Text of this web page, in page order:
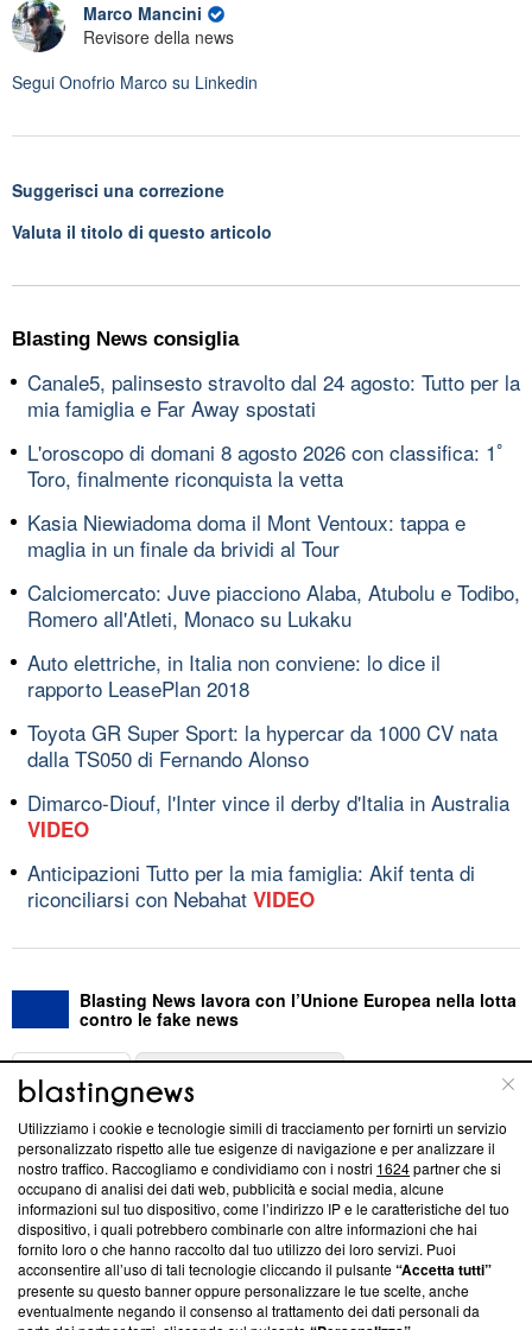
Marco Mancini
Revisore della news
Segui Onofrio Marco su Linkedin
Suggerisci una correzione
Valuta il titolo di questo articolo
Blasting News consiglia
Canale5, palinsesto stravolto dal 24 agosto: Tutto per la
mia famiglia e Far Away spostati
L'oroscopo di domani 8 agosto 2026 con classifica: 1ﾟ
Toro, finalmente riconquista la vetta
Kasia Niewiadoma doma il Mont Ventoux: tappa e
maglia in un finale da brividi al Tour
Calciomercato: Juve piacciono Alaba, Atubolu e Todibo,
Romero all'Atleti, Monaco su Lukaku
Auto elettriche, in Italia non conviene: lo dice il
rapporto LeasePlan 2018
Toyota GR Super Sport: la hypercar da 1000 CV nata
dalla TS050 di Fernando Alonso
Dimarco-Diouf, l'Inter vince il derby d'Italia in Australia
VIDEO
Anticipazioni Tutto per la mia famiglia: Akif tenta di
riconciliarsi con Nebahat VIDEO
Blasting News lavora con l’Unione Europea nella lotta
contro le fake news
ABOUT
Questa sezione offre informazioni trasparenti su Blasting
News, sui nostri processi editoriali e su come ci impegniamo a
creare news di qualità. Inoltre, afferma la nostra aderenza a
‘Trust Project - News with Integrity’Blasting News non è
ancora membro del programma, ma ha richiesto di farne
parte; Trust Project non ha ancora effettuato una verifica di
conformità agli standard.
Utilizziamo i cookie e tecnologie simili di tracciamento per fornirti un servizio
personalizzato rispetto alle tue esigenze di navigazione e per analizzare il
nostro traffico. Raccogliamo e condividiamo con i nostri 1624partner che si
occupano di analisi dei dati web, pubblicità e social media, alcune
informazioni sul tuo dispositivo, come l’indirizzo IP e le caratteristiche del tuo
dispositivo, i quali potrebbero combinarle con altre informazioni che hai
fornito loro o che hanno raccolto dal tuo utilizzo dei loro servizi. Puoi
acconsentire all’uso di tali tecnologie cliccando il pulsante“Accetta tutti”
presente su questo banner oppure personalizzare le tue scelte, anche
eventualmente negando il consenso al trattamento dei dati personali da